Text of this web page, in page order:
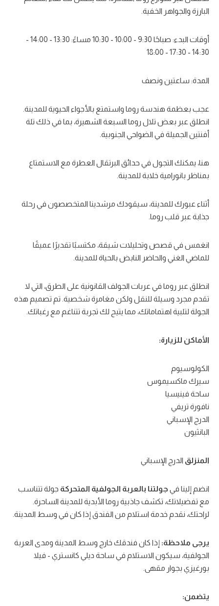
البارزة والجواهر الخفية.
أوقات البدء: صباحًا 9:30 - 10:00 - 10:30 مساءً: 13:30 - 14:00 -
14:30 - 17:30 - 18:00
المدة: ساعتين ونصف
عجب بعظمة هندسة روما واستمتع بالأجواء الحيوية للمدينة.
انطلق عبر بعض تلال روما السبعة الشهيرة، بما في ذلك تلة
أفنتين الجميلة في الضواحي الجنوبية.
هنا، يمكنك التجول في حدائق البرتقال العطرة مع الاستمتاع
بمناظر بانورامية خلابة للمدينة.
أثناء عبورك للمدينة، سيقودك مرشدينا المتخصصون في رحلة
جذابة عبر قلب روما.
انغمس في قصص وتحليلات شيقة، مكتسبًا تقديرًا عميقًا
للماضي الغني والحاضر النابض بالحياة للمدينة.
انطلق عبر روما في عربات الجولف القانونية على الطرق، التي لا
تقدم مجرد وسيلة للنقل ولكن مغامرة شخصية. تم تصميم هذه
الجولة لتلبية اهتماماتك، مما يتيح لك تجربة تتناغم مع رغباتك.
الأماكن للزيارة:
الكولوسيوم
سيرك ماكسيموس
ساحة فينيسيا
نافورة تريفي
الدرج الإسباني
البانثيون
المنزلق الدرج الإسباني
انضم إلينا في جولتنا بالعربة الجولفية المتحركة جولة تتناسب
مع تفضيلاتك، تكشف جاذبية روما الأبدية للمدينة الساحرة.
لراحتك، نقدم خدمة استلام من الفندق إذا كان في وسط المدينة.
يرجى ملاحظة: إذا كان فندقك خارج وسط المدينة ومدى العربة
الجولفية، سيكون الاستلام في ساحة ديلي كانستري - فيلا
بورغيزي بجوار مقهى.
يتضمن: